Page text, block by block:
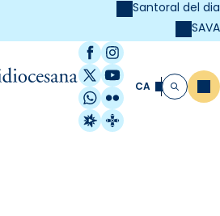
Santoral del dia
SAVA
Facebook
Instagram
X / Twitter
YouTube
WhatsApp
Flickr
Radio Estel
Catalunya
CA Cerca